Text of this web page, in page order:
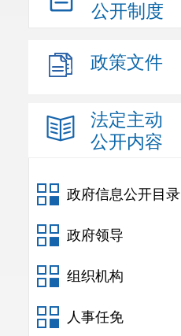
公开制度
政策文件
法定主动
公开内容
政府信息公开目录
政府领导
组织机构
人事任免